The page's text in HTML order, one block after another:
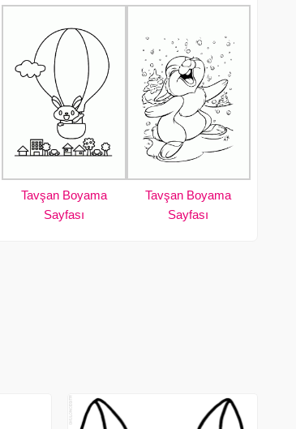
Tavşan Boyama
Sayfası
Tavşan Boyama
Sayfası